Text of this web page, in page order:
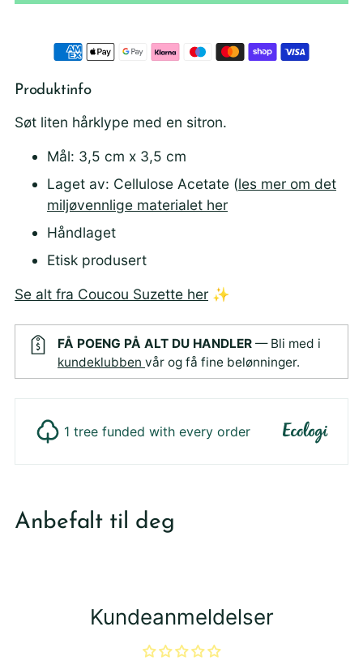
Produktinfo
Søt liten hårklype med en sitron.
Mål: 3,5 cm x 3,5 cm
Laget av: Cellulose Acetate (les mer om det
miljøvennlige materialet her
Håndlaget
Etisk produsert
Se alt fra Coucou Suzette her ✨
FÅ POENG PÅ ALT DU HANDLER — Bli med i
kundeklubben vår og få fine belønninger.
1 tree funded with every order
produktet
iAnbefalt til deg
Kundeanmeldelser